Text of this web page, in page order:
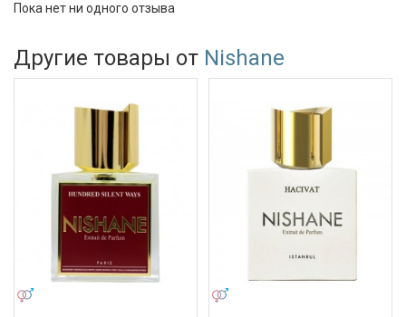
Пока нет ни одного отзыва
Другие товары от Nishane